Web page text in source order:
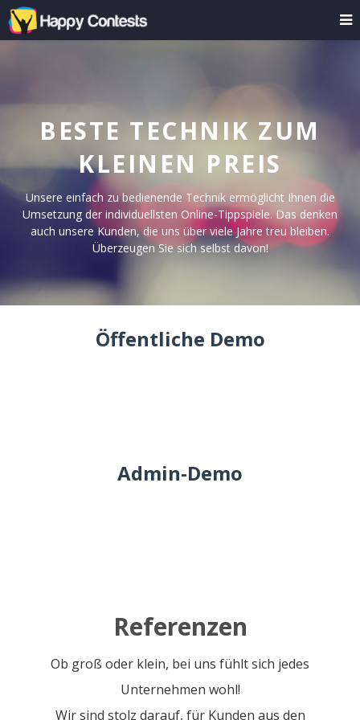
BESTE TECHNIK ZUM
KLEINEN PREIS
Unsere einfach zu bedienende Technik ermöglicht Ihnen die
Umsetzung der individuellsten Online-Tippspiele. Das denken
auch unsere Kunden, die uns über viele Jahre treu bleiben.
Überzeugen Sie sich selbst davon!
Öffentliche Demo
Admin-Demo
Referenzen
Ob groß oder klein, bei uns fühlt sich jedes
Unternehmen wohl!
Wir sind stolz darauf, für Kunden aus den